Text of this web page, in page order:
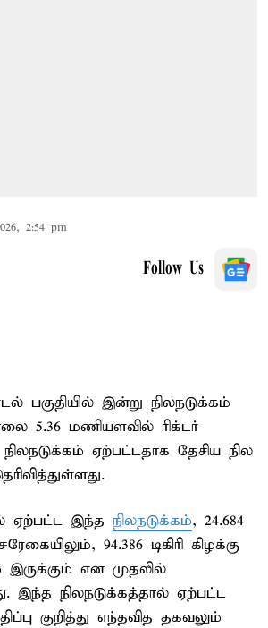
2:54 pm
Follow Us
பகுதியில் இன்று நிலநடுக்கம்
5.36 மணியளவில் ரிக்டர்
ஏற்பட்டதாக தேசிய நில
ஏற்பட்ட இந்த நிலநடுக்கம், 24.684
94.386 டிகிரி கிழக்கு
இருக்கும் என முதலில்
இந்த நிலநடுக்கத்தால் ஏற்பட்ட
குறித்து எந்தவித தகவலும்